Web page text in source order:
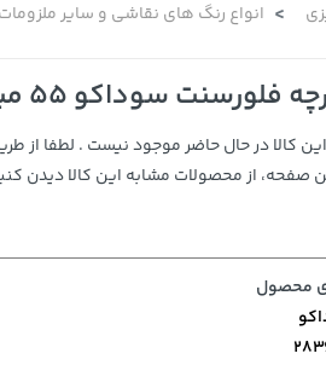
فرآورده های لبنی
دکوراسیون داخلی و تزئینی
سرو و پذیرایی
لوازم حیوانات خانگی
انواع رنگ های نقاشی و سایر ملزومات
سوداکو 55 میلی لیتری کد 2836
کالا در حال حاضر موجود نیست . لطفا از
صفحه، از محصولات مشابه این کالا دیدن
محصول